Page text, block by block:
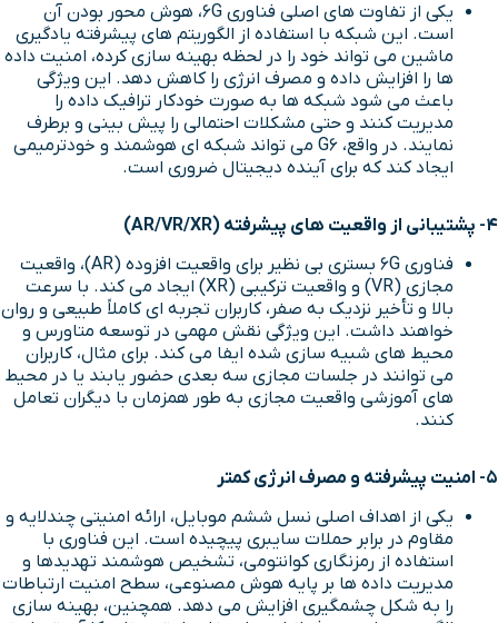
یکی از تفاوت های اصلی فناوری 6G، هوش محور بودن آن
است. این شبکه با استفاده از الگوریتم های پیشرفته یادگیری
ماشین می تواند خود را در لحظه بهینه سازی کرده، امنیت داده
ها را افزایش داده و مصرف انرژی را کاهش دهد. این ویژگی
باعث می شود شبکه ها به صورت خودکار ترافیک داده را
مدیریت کنند و حتی مشکلات احتمالی را پیش بینی و برطرف
نمایند. در واقع، G6 می تواند شبکه ای هوشمند و خودترمیمی
ایجاد کند که برای آینده دیجیتال ضروری است.
4- پشتیبانی از واقعیت های پیشرفته
(AR/VR/XR)
فناوری 6G بستری بی نظیر برای واقعیت افزوده (AR)، واقعیت
مجازی (VR) و واقعیت ترکیبی (XR) ایجاد می کند. با سرعت
بالا و تأخیر نزدیک به صفر، کاربران تجربه ای کاملاً طبیعی و روان
خواهند داشت. این ویژگی نقش مهمی در توسعه متاورس و
محیط های شبیه سازی شده ایفا می کند. برای مثال، کاربران
می توانند در جلسات مجازی سه بعدی حضور یابند یا در محیط
های آموزشی واقعیت مجازی به طور همزمان با دیگران تعامل
کنند.
5- امنیت پیشرفته و مصرف انرژی کمتر
یکی از اهداف اصلی نسل ششم موبایل، ارائه امنیتی چندلایه و
مقاوم در برابر حملات سایبری پیچیده است. این فناوری با
استفاده از رمزنگاری کوانتومی، تشخیص هوشمند تهدیدها و
مدیریت داده ها بر پایه هوش مصنوعی، سطح امنیت ارتباطات
را به شکل چشمگیری افزایش می دهد. همچنین، بهینه سازی